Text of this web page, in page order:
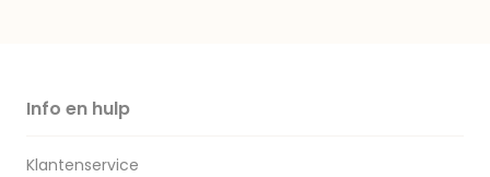
Info en hulp
Klantenservice